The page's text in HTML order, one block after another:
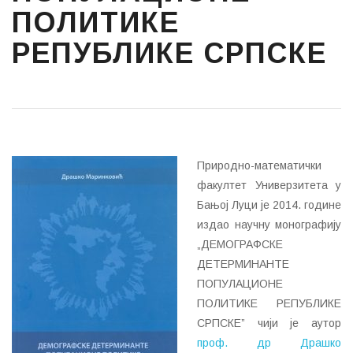
ПОЛИТИКЕ
РЕПУБЛИКЕ СРПСКЕ
Природно-математички
факултет Универзитета у
Бањој Луци је 2014. године
издао научну монографију
„ДЕМОГРАФСКЕ
ДЕТЕРМИНАНТЕ
ПОПУЛАЦИОНЕ
ПОЛИТИКЕ РЕПУБЛИКЕ
СРПСКЕ” чији је аутор
проф. др Драшко